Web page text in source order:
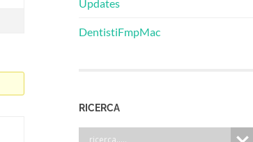
Updates
DentistiFmpMac
RICERCA